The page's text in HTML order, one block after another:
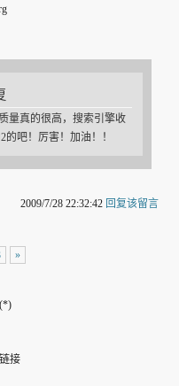
量真的很高，搜索引擎收
吧！厉害！加油！！
2009/7/28 22:32:42 回复该留言
»
接